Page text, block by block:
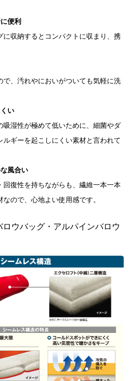
便利
に収納するとコンパクトに収まり、携
で、汚れやにおいがついても気軽に洗
い
吸湿性が極めて低いために、細菌やダ
ルギーを起こしにくい素材と言われて
風合い
回復性を持ちながらも、繊維一本一本
ので、心地よい使用感です。
ウバッグ・アルパインバロウ